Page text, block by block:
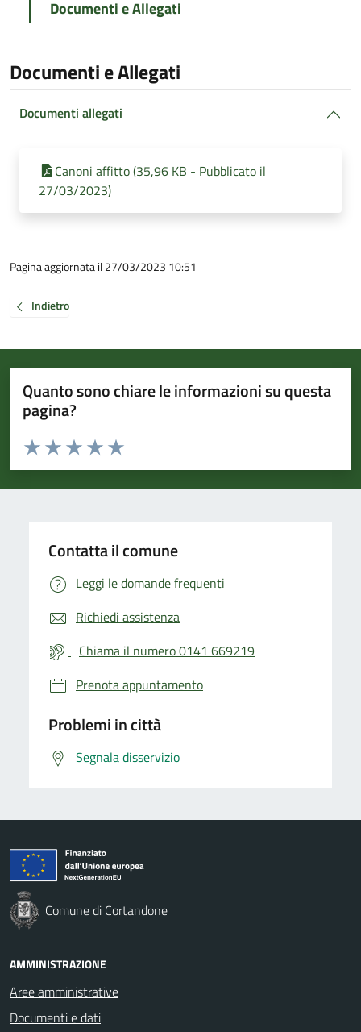
Documenti e Allegati
Documenti e Allegati
Documenti allegati
Canoni affitto (35,96 KB - Pubblicato il
27/03/2023)
Pagina aggiornata il 27/03/2023 10:51
Indietro
Quanto sono chiare le informazioni su questa
pagina?
Valuta da 1 a 5 stelle la pagina
Valuta 5 stelle su 5
Valuta 4 stelle su 5
Valuta 3 stelle su 5
Valuta 2 stelle su 5
Valuta 1 stelle su 5
Contatta il comune
Leggi le domande frequenti
Richiedi assistenza
Chiama il numero 0141 669219
Prenota appuntamento
Problemi in città
Segnala disservizio
Comune di Cortandone
AMMINISTRAZIONE
Aree amministrative
Documenti e dati